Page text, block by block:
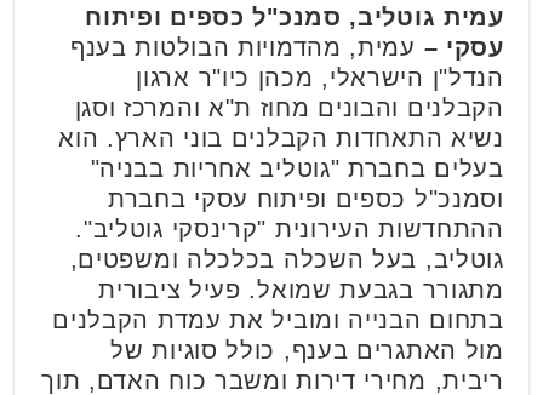
עמית גוטליב, סמנכ"ל כספים ופיתוח
עסקי – עמית, מהדמויות הבולטות בענף
הנדל"ן הישראלי, מכהן כיו"ר ארגון
הקבלנים והבונים מחוז ת"א והמרכז וסגן
נשיא התאחדות הקבלנים בוני הארץ. הוא
בעלים בחברת "גוטליב אחריות בבניה"
וסמנכ"ל כספים ופיתוח עסקי בחברת
ההתחדשות העירונית "קרינסקי גוטליב".
גוטליב, בעל השכלה בכלכלה ומשפטים,
מתגורר בגבעת שמואל. פעיל ציבורית
בתחום הבנייה ומוביל את עמדת הקבלנים
מול האתגרים בענף, כולל סוגיות של
ריבית, מחירי דירות ומשבר כוח האדם, תוך